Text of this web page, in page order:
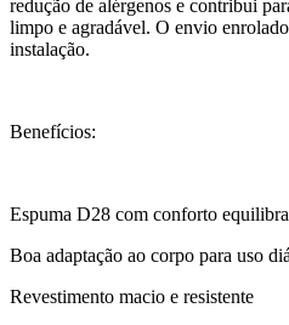
redução de alérgenos e contribui
limpo e agradável. O envio
instalação.
Benefícios:
Espuma D28 com conforto
Boa adaptação ao corpo para uso
Revestimento macio e resistente